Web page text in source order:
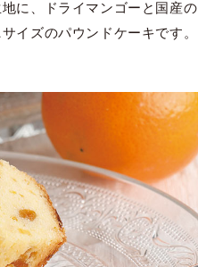
に、ドライマンゴーと国産の
イズのパウンドケーキです。